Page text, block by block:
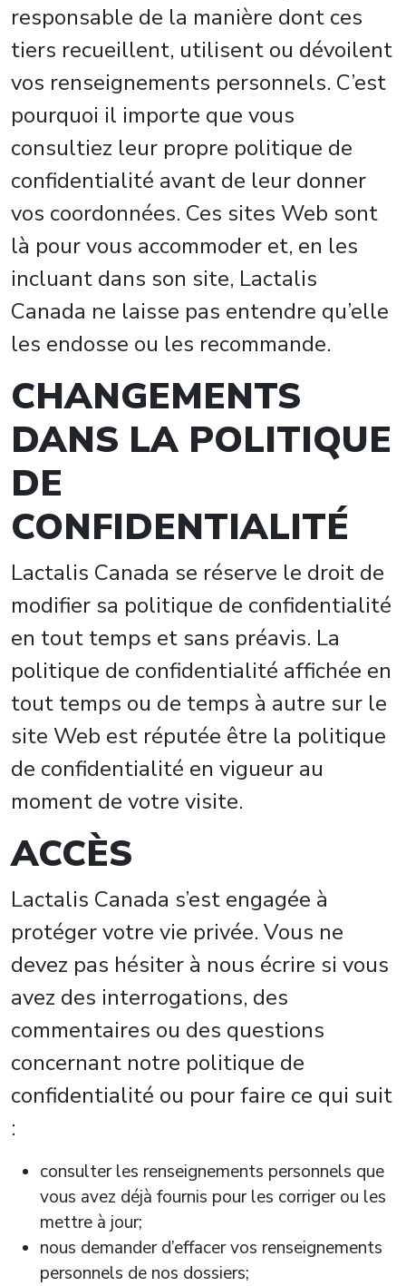
responsable de la manière dont ces
tiers recueillent, utilisent ou dévoilent
vos renseignements personnels. C’est
pourquoi il importe que vous
consultiez leur propre politique de
confidentialité avant de leur donner
vos coordonnées. Ces sites Web sont
là pour vous accommoder et, en les
incluant dans son site, Lactalis
Canada ne laisse pas entendre qu’elle
les endosse ou les recommande.
CHANGEMENTS
DANS LA POLITIQUE
DE
CONFIDENTIALITÉ
Lactalis Canada se réserve le droit de
modifier sa politique de confidentialité
en tout temps et sans préavis. La
politique de confidentialité affichée en
tout temps ou de temps à autre sur le
site Web est réputée être la politique
de confidentialité en vigueur au
moment de votre visite.
ACCÈS
Lactalis Canada s’est engagée à
protéger votre vie privée. Vous ne
devez pas hésiter à nous écrire si vous
avez des interrogations, des
commentaires ou des questions
concernant notre politique de
confidentialité ou pour faire ce qui suit
:
consulter les renseignements personnels que
vous avez déjà fournis pour les corriger ou les
mettre à jour;
nous demander d’effacer vos renseignements
personnels de nos dossiers;